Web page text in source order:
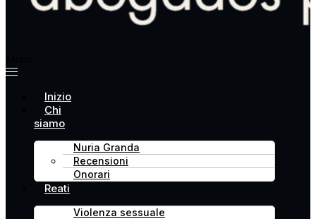
Inizio
Chi
siamo
Nuria Granda
Recensioni
Onorari
Reati
Violenza sessuale